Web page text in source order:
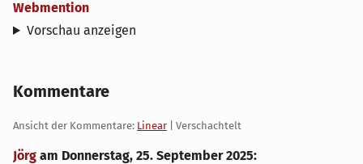
Webmention
Vorschau anzeigen
Kommentare
Ansicht der Kommentare: Linear | Verschachtelt
Jörg am Donnerstag, 25. September 2025: